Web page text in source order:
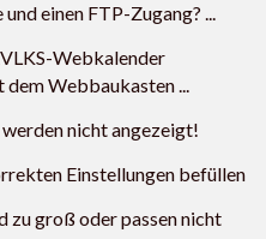
einen FTP-Zugang? ...
Webkalender
Webbaukasten ...
nicht angezeigt!
Einstellungen befüllen
zu groß oder passen nicht